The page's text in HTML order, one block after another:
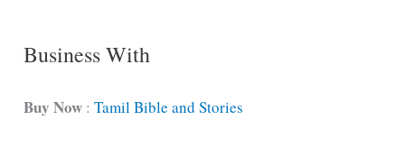
C
t
Business With
Buy Now :Tamil Bible and Stories